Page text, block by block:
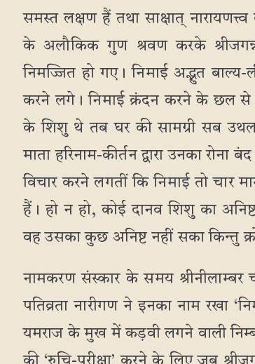
समस्त लक्षण हैं तथा साक्षात्
के अलौकिक गुण श्रवण करके
निमज्जित हो गए। निमाई अद्भुत
करने लगे। निमाई क्रंदन करने के छल से
के शिशु थे तब घर की सामग्री सब
माता हरिनाम-कीर्तन द्वारा उनका
विचार करने लगतीं कि निमाई तो चार
हैं। हो न हो, कोई दानव शिशु का अनिष्ट
वह उसका कुछ अनिष्ट नहीं सका किन्तु
नामकरण संस्कार के समय श्रीनीलाम्बर
पतिव्रता नारीगण ने इनका नाम रखा
यमराज के मुख में कड़वी लगने वाली